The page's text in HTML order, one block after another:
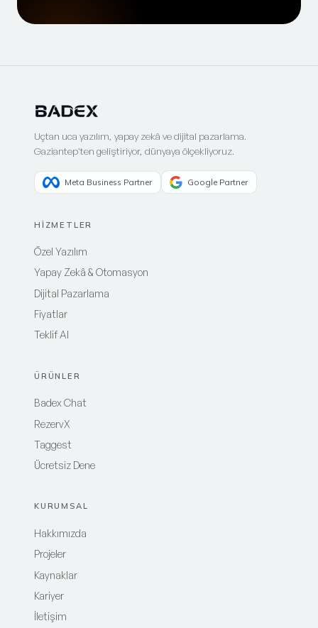
Uçtan uca yazılım, yapay zekâ ve dijital pazarlama.
Gaziantep'ten geliştiriyor, dünyaya ölçekliyoruz.
Meta Business Partner Google Partner
HİZMETLER
Özel Yazılım
Yapay Zekâ & Otomasyon
Dijital Pazarlama
Fiyatlar
Teklif Al
ÜRÜNLER
Badex Chat
RezervX
Taggest
Ücretsiz Dene
KURUMSAL
Hakkımızda
Projeler
Kaynaklar
Kariyer
İletişim